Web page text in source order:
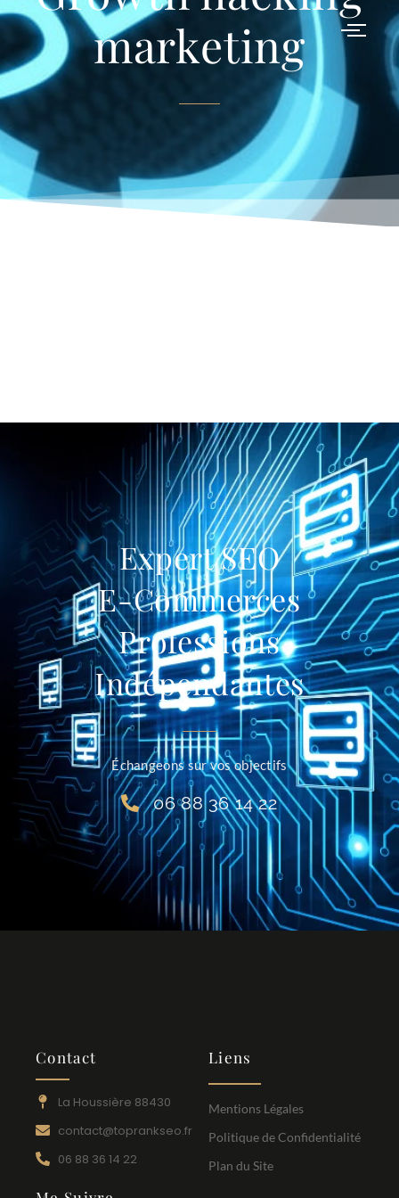
marketing
Expert SEO
E-Commerces
Professions
Indépendantes
Échangeons sur vos objectifs
06 88 36 14 22
Contact
La Houssière 88430
contact@toprankseo.fr
06 88 36 14 22
Liens
Mentions Légales
Politique de Confidentialité
Plan du Site